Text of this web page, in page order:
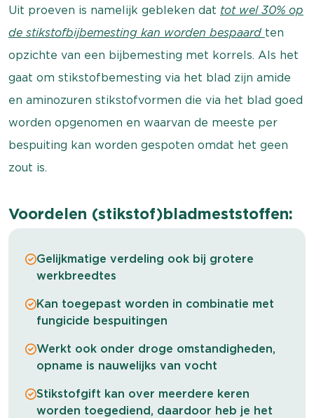
Uit proeven is namelijk gebleken dat tot wel 30% op
de stikstofbijbemesting kan worden bespaard ten
opzichte van een bijbemesting met korrels. Als het
gaat om stikstofbemesting via het blad zijn amide
en aminozuren stikstofvormen die via het blad goed
worden opgenomen en waarvan de meeste per
bespuiting kan worden gespoten omdat het geen
zout is.
Voordelen (stikstof)bladmeststoffen:
Gelijkmatige verdeling ook bij grotere
werkbreedtes
Kan toegepast worden in combinatie met
fungicide bespuitingen
Werkt ook onder droge omstandigheden,
opname is nauwelijks van vocht
Stikstofgift kan over meerdere keren
worden toegediend, daardoor heb je het